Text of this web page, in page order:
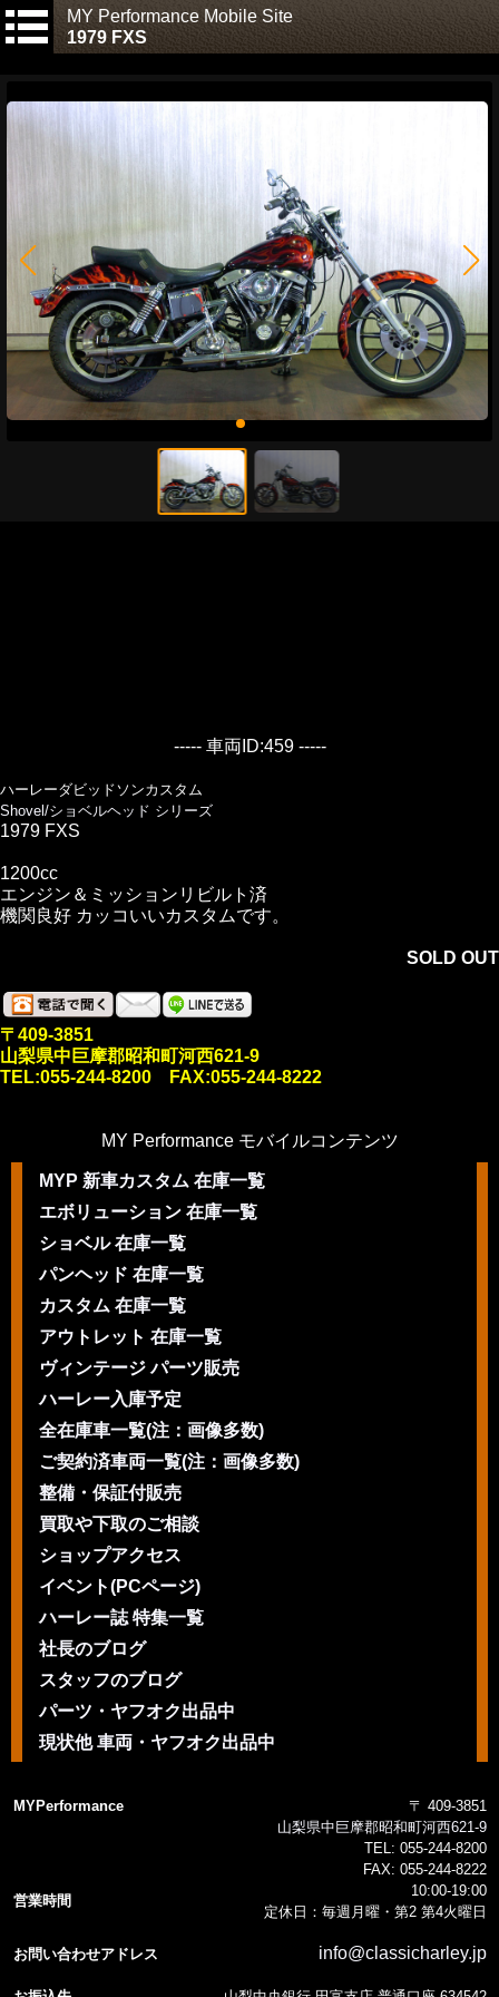
MY Performance Mobile Site
1979 FXS
----- 車両ID:459 -----
ハーレーダビッドソンカスタム
Shovel/ショベルヘッド シリーズ
1979 FXS
1200cc
エンジン＆ミッションリビルト済
機関良好 カッコいいカスタムです。
SOLD OUT
〒409-3851
山梨県中巨摩郡昭和町河西621-9
TEL:055-244-8200 FAX:055-244-8222
MY Performance モバイルコンテンツ
MYP 新車カスタム 在庫一覧
エボリューション 在庫一覧
ショベル 在庫一覧
パンヘッド 在庫一覧
カスタム 在庫一覧
アウトレット 在庫一覧
ヴィンテージ パーツ販売
ハーレー入庫予定
全在庫車一覧(注：画像多数)
ご契約済車両一覧(注：画像多数)
整備・保証付販売
買取や下取のご相談
ショップアクセス
イベント(PCページ)
ハーレー誌 特集一覧
社長のブログ
スタッフのブログ
パーツ・ヤフオク出品中
現状他 車両・ヤフオク出品中
MYPerformance
〒 409-3851
山梨県中巨摩郡昭和町河西621-9
TEL: 055-244-8200
FAX: 055-244-8222
営業時間
10:00-19:00
定休日：毎週月曜・第2 第4火曜日
お問い合わせアドレス info@classicharley.jp